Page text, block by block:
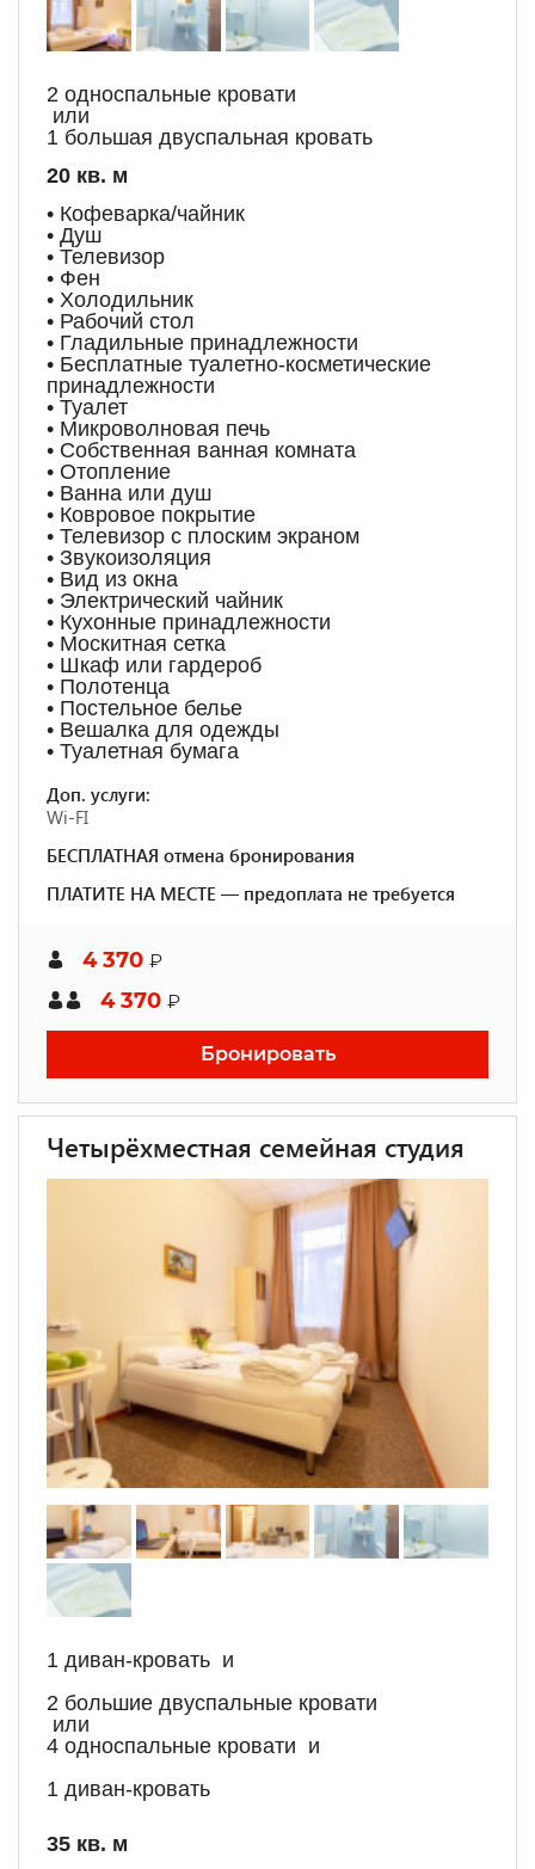
2 односпальные кровати
или
1 большая двуспальная кровать
20 кв. м
• Кофеварка/чайник
• Душ
• Телевизор
• Фен
• Холодильник
• Рабочий стол
• Гладильные принадлежности
• Бесплатные туалетно-косметические
принадлежности
• Туалет
• Микроволновая печь
• Собственная ванная комната
• Отопление
• Ванна или душ
• Ковровое покрытие
• Телевизор с плоским экраном
• Звукоизоляция
• Вид из окна
• Электрический чайник
• Кухонные принадлежности
• Москитная сетка
• Шкаф или гардероб
• Полотенца
• Постельное белье
• Вешалка для одежды
• Туалетная бумага
Доп. услуги:
Wi-FI
БЕСПЛАТНАЯ отмена бронирования
ПЛАТИТЕ НА МЕСТЕ — предоплата не требуется
4 370 ₽
4 370 ₽
Бронировать
Четырёхместная семейная студия
1 диван-кровать и
2 большие двуспальные кровати
или
4 односпальные кровати и
1 диван-кровать
35 кв. м